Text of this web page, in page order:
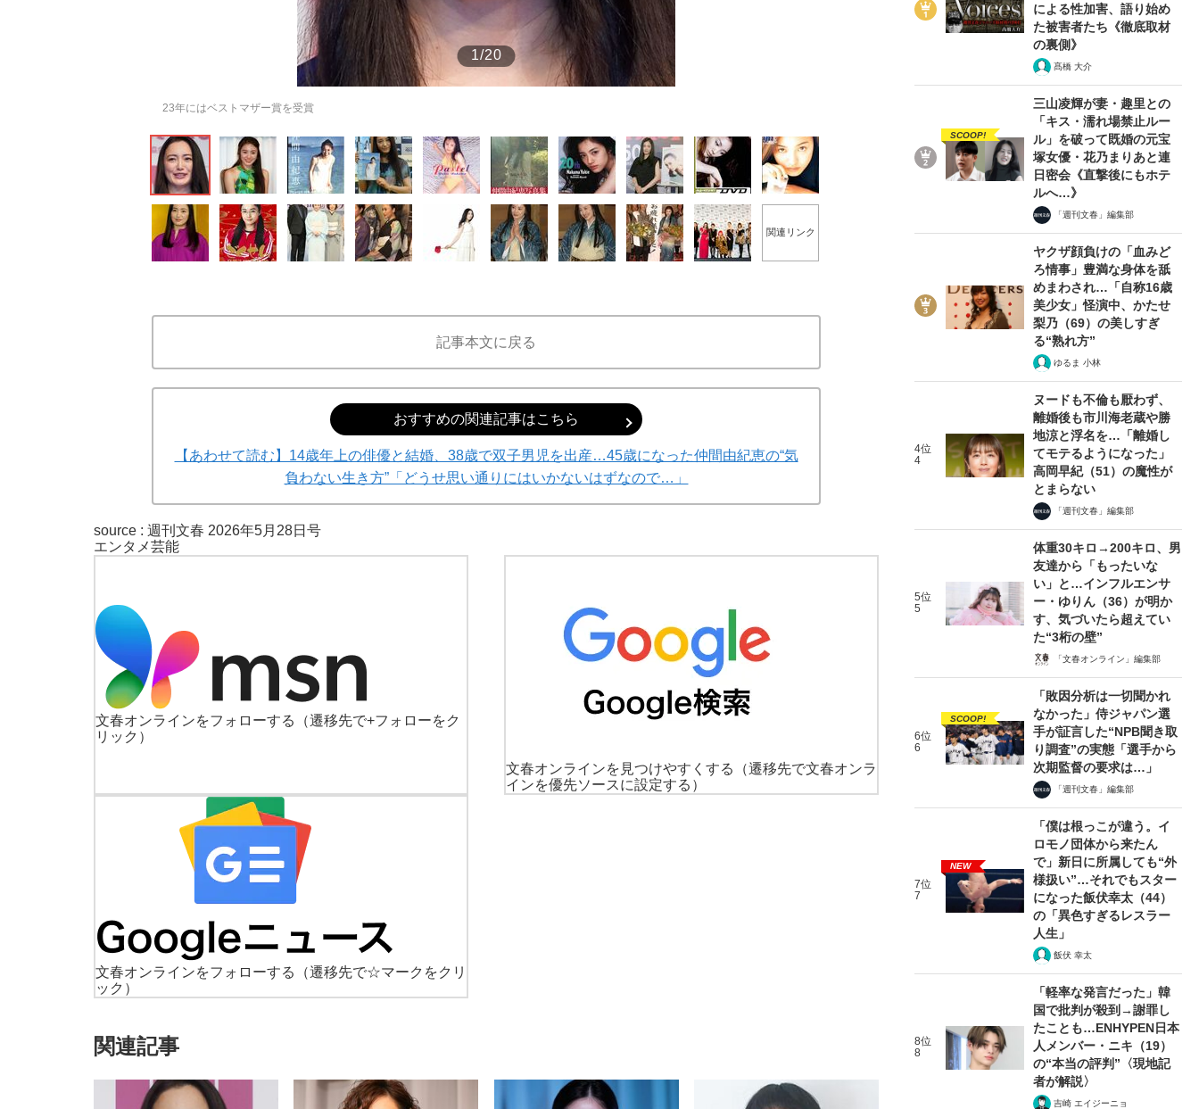
1/20
23年にはベストマザー賞を受賞
関連リンク
記事本文に戻る
おすすめの関連記事はこちら
【あわせて読む】14歳年上の俳優と結婚、38歳で双子男児を出産…45歳になった仲間由紀恵の“気
負わない生き方”「どうせ思い通りにはいかないはずなので…」
source : 週刊文春 2026年5月28日号
エンタメ芸能
文春オンラインをフォローする
（遷移先で+フォローをク
リック）
文春オンラインを見つけやすくする
（遷移先で文春オンラ
インを優先ソースに設定する）
文春オンラインをフォローする
（遷移先で☆マークをクリ
ック）
関連記事
による性加害、語り始め
た被害者たち《徹底取材
の裏側》
髙橋 大介
SCOOP!
三山凌輝が妻・趣里との
「キス・濡れ場禁止ルー
ル」を破って既婚の元宝
塚女優・花乃まりあと連
日密会《直撃後にもホテ
ルへ…》
「週刊文春」編集部
ヤクザ顔負けの「血みど
ろ情事」豊満な身体を舐
めまわされ…「自称16歳
美少女」怪演中、かたせ
梨乃（69）の美しすぎ
る“熟れ方”
ゆるま 小林
4位
4
ヌードも不倫も厭わず、
離婚後も市川海老蔵や勝
地涼と浮名を…「離婚し
てモテるようになった」
高岡早紀（51）の魔性が
とまらない
「週刊文春」編集部
5位
5
体重30キロ→200キロ、男
友達から「もったいな
い」と…インフルエンサ
ー・ゆりん（36）が明か
す、気づいたら超えてい
た“3桁の壁”
「文春オンライン」編集部
6位
6
SCOOP!
「敗因分析は一切聞かれ
なかった」侍ジャパン選
手が証言した“NPB聞き取
り調査”の実態「選手から
次期監督の要求は…」
「週刊文春」編集部
7位
7
NEW
「僕は根っこが違う。イ
ロモノ団体から来たん
で」新日に所属しても“外
様扱い”…それでもスター
になった飯伏幸太（44）
の「異色すぎるレスラー
人生」
飯伏 幸太
8位
8
「軽率な発言だった」韓
国で批判が殺到→謝罪し
たことも…ENHYPEN日本
人メンバー・ニキ（19）
の“本当の評判”〈現地記
者が解説〉
吉崎 エイジーニョ